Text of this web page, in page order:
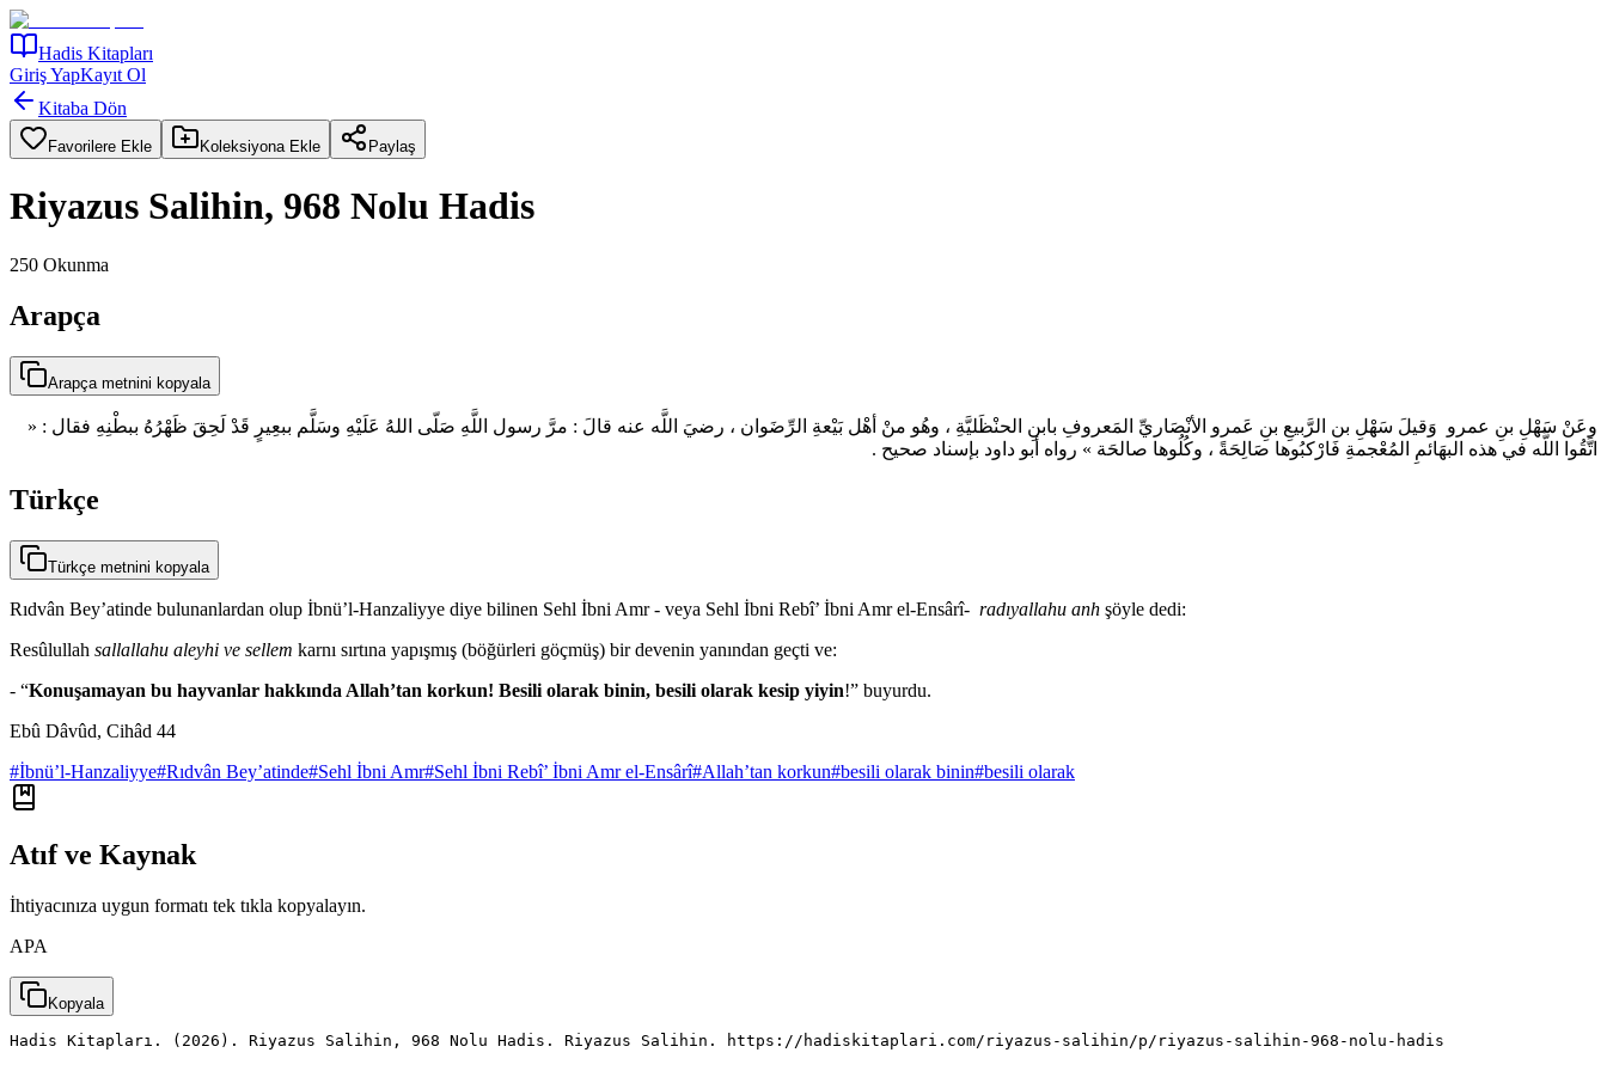
Hadis Kitapları
Giriş YapKayıt Ol
Kitaba Dön
Favorilere Ekle Koleksiyona Ekle Paylaş
Riyazus Salihin, 968 Nolu Hadis
250 Okunma
Arapça
Arapça metnini kopyala
وعَنْ سَهْلِ بنِ عمرو ­ وَقيلَ سَهْلِ بن الرَّبيعِ بنِ عَمرو الأنْصَاريِّ المَعروفِ بابنِ الحنْظَليَّةِ ، وهُو منْ أهْل بَيْعةِ الرِّضَوان ، رضيَ اللَّه عنه قالَ : مرَّ رسول اللَّهِ صَلّى اللهُ عَلَيْهِ وسَلَّم ببعِيرٍ قَدْ لَحِقَ ظَهْرُهُ ببطْنِهِ فقال : «
اتَّقُوا اللَّه في هذه البهَائمِ المُعْجمةِ فَارْكبُوها صَالِحَةً ، وكُلُوها صالحَة » رواه أبو داود بإسناد صحيح .
Türkçe
Türkçe metnini kopyala
Rıdvân Bey’atinde bulunanlardan olup İbnü’l-Hanzaliyye diye bilinen Sehl İbni Amr - veya Sehl İbni Rebî’ İbni Amr el-Ensârî- radıyallahu anh şöyle dedi:
Resûlullah sallallahu aleyhi ve sellem karnı sırtına yapışmış (böğürleri göçmüş) bir devenin yanından geçti ve:
- “Konuşamayan bu hayvanlar hakkında Allah’tan korkun! Besili olarak binin, besili olarak kesip yiyin!” buyurdu.
Ebû Dâvûd, Cihâd 44
#İbnü’l-Hanzaliyye#Rıdvân Bey’atinde#Sehl İbni Amr#Sehl İbni Rebî’ İbni Amr el-Ensârî#Allah’tan korkun#besili olarak binin#besili olarak
Atıf ve Kaynak
İhtiyacınıza uygun formatı tek tıkla kopyalayın.
APA
Kopyala
Hadis Kitapları. (2026). Riyazus Salihin, 968 Nolu Hadis. Riyazus Salihin. https://hadiskitaplari.com/riyazus-salihin/p/riyazus-salihin-968-nolu-hadis